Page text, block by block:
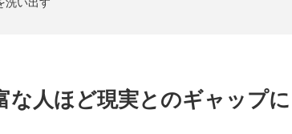
な人ほど現実とのギャップに